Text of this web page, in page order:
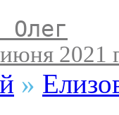
Олег
2021
»